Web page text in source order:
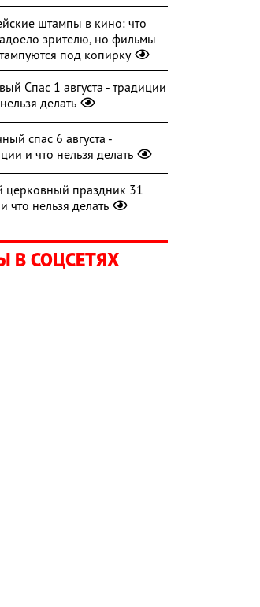
штампы в кино: что
зрителю, но фильмы
под копирку
Спас 1 августа - традиции
делать
спас 6 августа -
и что нельзя делать
церковный праздник 31
что нельзя делать
В СОЦСЕТЯХ